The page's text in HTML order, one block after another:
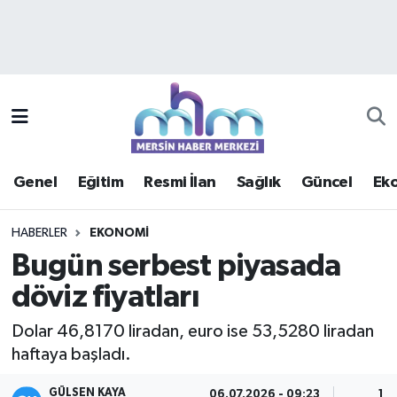
Genel Eğitim Resmi İlan Sağlık Güncel
HABERLER EKONOMI
Bugün serbest piyasada
döviz fiyatları
Dolar 46,8170 liradan, euro ise 53,5280 liradan
haftaya başladı.
GÜLSEN KAYA
Güncel
Haberde insan
Kültür - Sanat
Mersin Trafik Yoğunluk Haritası
Süper Lig Puan Durumu ve Fikstür
Haber Arşivi